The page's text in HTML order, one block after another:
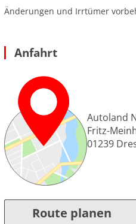
Änderungen und Irrtümer
Anfahrt
Autoland
Fritz-
01239
Route planen